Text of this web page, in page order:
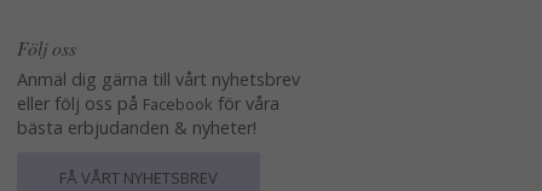
Följ oss
Anmäl dig gärna till vårt nyhetsbrev
eller följ oss på Facebook för våra
bästa erbjudanden & nyheter!
FÅ VÅRT NYHETSBREV